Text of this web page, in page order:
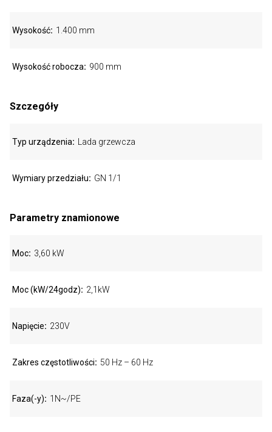
Wysokość 1.400 mm
Wysokość robocza 900 mm
Szczegóły
Typ urządzenia Lada grzewcza
Wymiary przedziału GN 1/1
Parametry znamionowe
Moc 3,60 kW
Moc (kW/24godz) 2,1kW
Napięcie 230V
Zakres częstotliwości 50 Hz – 60 Hz
Faza(-y) 1N~/PE